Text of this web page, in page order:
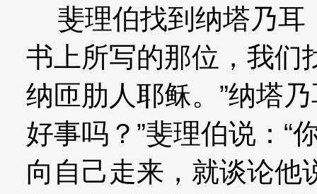
斐理伯找到纳塔乃耳
书上所写的那位，我们
纳匝肋人耶稣。”纳塔
好事吗？”斐理伯说：“
向自己走来，就谈论他